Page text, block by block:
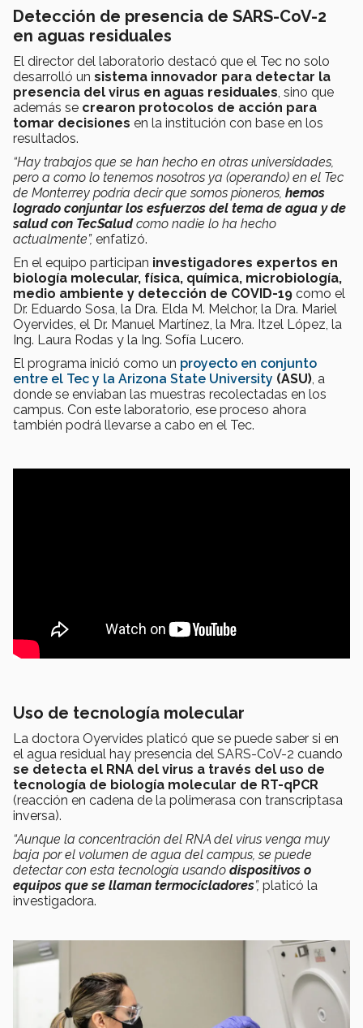
Detección de presencia de SARS-CoV-2
en aguas residuales
El director del laboratorio destacó que el Tec no solo
desarrolló un sistema innovador para detectar la
presencia del virus en aguas residuales, sino que
además se crearon protocolos de acción para
tomar decisiones en la institución con base en los
resultados.
“Hay trabajos que se han hecho en otras universidades,
pero a como lo tenemos nosotros ya (operando) en el Tec
de Monterrey podría decir que somos pioneros, hemos
logrado conjuntar los esfuerzos del tema de agua y de
salud con TecSaludcomo nadie lo ha hecho
actualmente”, enfatizó.
En el equipo participan investigadores expertos en
biología molecular, física, química, microbiología,
medio ambiente y detección de COVID-19 como el
Dr. Eduardo Sosa, la Dra. Elda M. Melchor, la Dra. Mariel
Oyervides, el Dr. Manuel Martínez, la Mra. Itzel López, la
Ing. Laura Rodas y la Ing. Sofía Lucero.
El programa inició como un proyecto en conjunto
entre el Tec y la Arizona State University (ASU), a
donde se enviaban las muestras recolectadas en los
campus. Con este laboratorio, ese proceso ahora
también podrá llevarse a cabo en el Tec.
Uso de tecnología molecular
La doctora Oyervides platicó que se puede saber si en
el agua residual hay presencia del SARS-CoV-2 cuando
se detecta el RNA del virus a través del uso de
tecnología de biología molecular de RT-qPCR
(reacción en cadena de la polimerasa con transcriptasa
inversa).
“Aunque la concentración del RNA del virus venga muy
baja por el volumen de agua del campus, se puede
detectar con esta tecnología usando dispositivos o
equipos que se llaman termocicladores”, platicó la
investigadora.